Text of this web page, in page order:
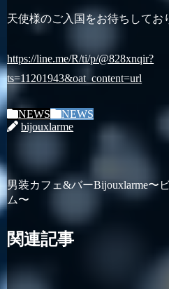
天使様のご入国をお待ちしてお
https://line.me/R/ti/p/@828xnqir?
ts=11201943&oat_content=url
NEWS
NEWS
bijouxlarme
男装カフェ&バーBijouxlarme〜
ム〜
関連記事